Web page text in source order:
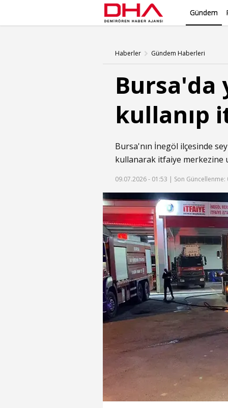
Gündem
Haberler Gündem Haberleri
Bursa'da
kullanıp
Bursa'nın İnegöl ilçesinde
kullanarak itfaiye merkezine
09.07.2026 - 01:53 | Son Güncellenme: